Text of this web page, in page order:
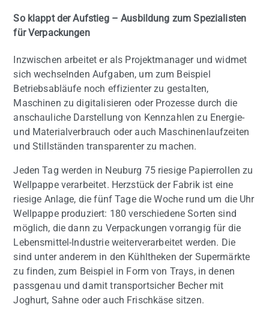
So klappt der Aufstieg – Ausbildung zum Spezialisten
für Verpackungen
Inzwischen arbeitet er als Projektmanager und widmet
sich wechselnden Aufgaben, um zum Beispiel
Betriebsabläufe noch effizienter zu gestalten,
Maschinen zu digitalisieren oder Prozesse durch die
anschauliche Darstellung von Kennzahlen zu Energie-
und Materialverbrauch oder auch Maschinenlaufzeiten
und Stillständen transparenter zu machen.
Jeden Tag werden in Neuburg 75 riesige Papierrollen zu
Wellpappe verarbeitet. Herzstück der Fabrik ist eine
riesige Anlage, die fünf Tage die Woche rund um die Uhr
Wellpappe produziert: 180 verschiedene Sorten sind
möglich, die dann zu Verpackungen vorrangig für die
Lebensmittel-Industrie weiterverarbeitet werden. Die
sind unter anderem in den Kühltheken der Supermärkte
zu finden, zum Beispiel in Form von Trays, in denen
passgenau und damit transportsicher Becher mit
Joghurt, Sahne oder auch Frischkäse sitzen.